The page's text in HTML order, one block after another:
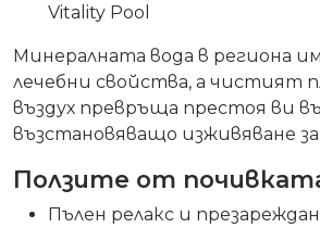
Vitality Pool
Минералната вода в региона
лечебни свойства, а чистият
въздух превръща престоя ви
възстановяващо изживяване
Ползите от
Пълен релакс и